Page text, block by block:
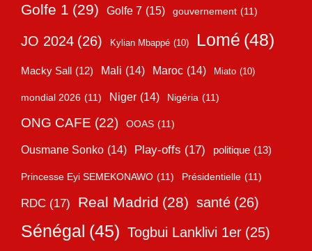
Golfe 1 (29) Golfe 7 (15) gouvernement (11)
JO 2024 (26) Kylian Mbappé (10) Lomé (48)
Macky Sall (12) Mali (14) Maroc (14) Miato (10)
mondial 2026 (11) Niger (14) Nigéria (11)
ONG CAFE (22) OOAS (11)
Ousmane Sonko (14) Play-offs (17) politique (13)
Princesse Eyi SEMEKONAWO (11) Présidentielle (11)
RDC (17) Real Madrid (28) santé (26)
Sénégal (45) Togbui Lanklivi 1er (25)